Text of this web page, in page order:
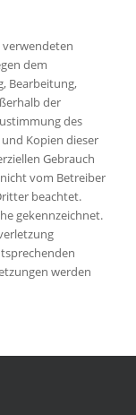
verwendeten
dem
Bearbeitung,
der
des
Kopien dieser
Gebrauch
vom Betreiber
beachtet.
gekennzeichnet.
werden